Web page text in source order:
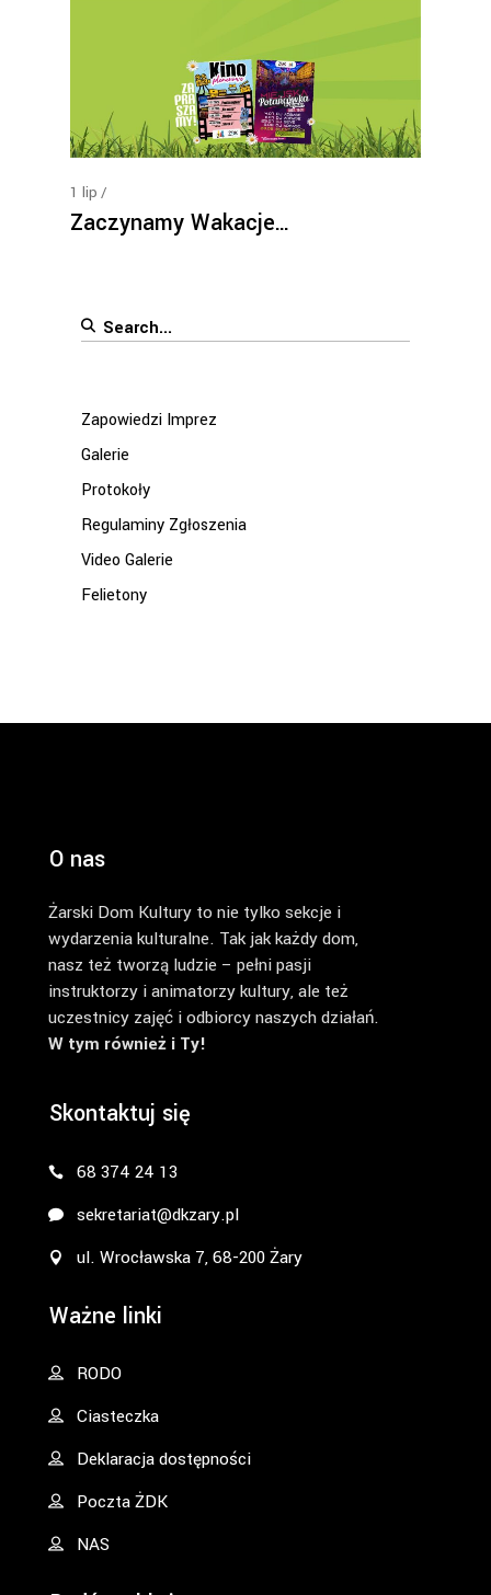
1 lip
Zaczynamy Wakacje…
Search
Zapowiedzi Imprez
Galerie
Protokoły
Regulaminy Zgłoszenia
Video Galerie
Felietony
O nas
Żarski Dom Kultury to nie tylko sekcje i
wydarzenia kulturalne. Tak jak każdy dom,
nasz też tworzą ludzie – pełni pasji
instruktorzy i animatorzy kultury, ale też
uczestnicy zajęć i odbiorcy naszych działań.
W tym również i Ty!
Skontaktuj się
68 374 24 13
sekretariat@dkzary.pl
ul. Wrocławska 7, 68-200 Żary
Ważne linki
RODO
Ciasteczka
Deklaracja dostępności
Poczta ŻDK
NAS